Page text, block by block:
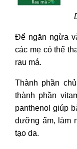
Để ngăn ngừa
các mẹ có thể
rau má.
Thành phần
thành phần
panthenol giúp
dưỡng ẩm, làm
tạo da.